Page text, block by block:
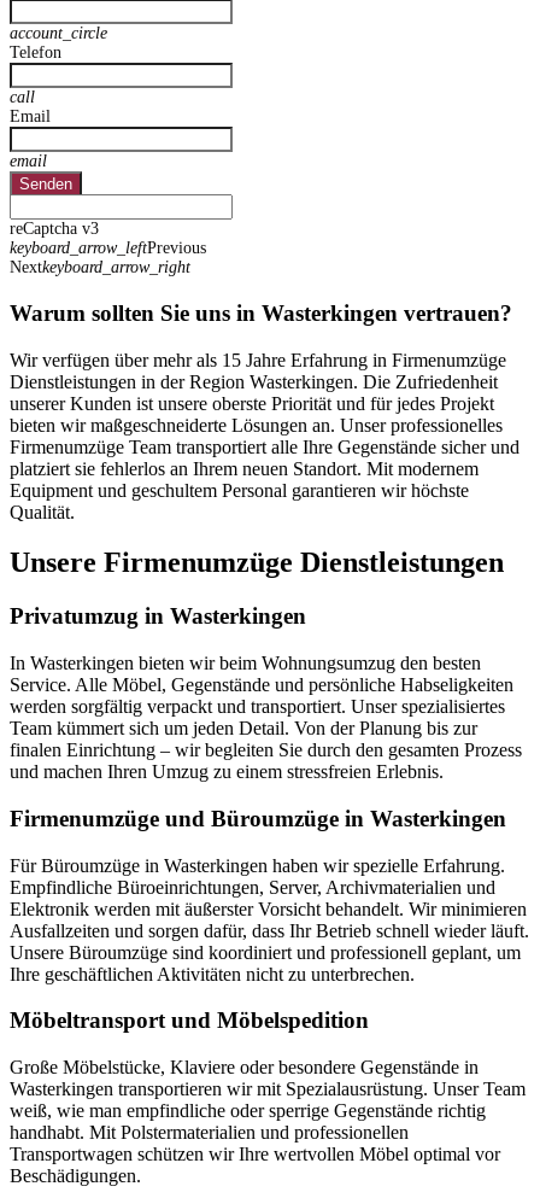
account_circle
Telefon
call
Email
email
Senden
reCaptcha v3
keyboard_arrow_leftPrevious
Nextkeyboard_arrow_right
Warum sollten Sie uns in Wasterkingen vertrauen?
Wir verfügen über mehr als 15 Jahre Erfahrung in Firmenumzüge
Dienstleistungen in der Region Wasterkingen. Die Zufriedenheit
unserer Kunden ist unsere oberste Priorität und für jedes Projekt
bieten wir maßgeschneiderte Lösungen an. Unser professionelles
Firmenumzüge Team transportiert alle Ihre Gegenstände sicher und
platziert sie fehlerlos an Ihrem neuen Standort. Mit modernem
Equipment und geschultem Personal garantieren wir höchste
Qualität.
Unsere Firmenumzüge Dienstleistungen
Privatumzug in Wasterkingen
In Wasterkingen bieten wir beim Wohnungsumzug den besten
Service. Alle Möbel, Gegenstände und persönliche Habseligkeiten
werden sorgfältig verpackt und transportiert. Unser spezialisiertes
Team kümmert sich um jeden Detail. Von der Planung bis zur
finalen Einrichtung – wir begleiten Sie durch den gesamten Prozess
und machen Ihren Umzug zu einem stressfreien Erlebnis.
Firmenumzüge und Büroumzüge in Wasterkingen
Für Büroumzüge in Wasterkingen haben wir spezielle Erfahrung.
Empfindliche Büroeinrichtungen, Server, Archivmaterialien und
Elektronik werden mit äußerster Vorsicht behandelt. Wir minimieren
Ausfallzeiten und sorgen dafür, dass Ihr Betrieb schnell wieder läuft.
Unsere Büroumzüge sind koordiniert und professionell geplant, um
Ihre geschäftlichen Aktivitäten nicht zu unterbrechen.
Möbeltransport und Möbelspedition
Große Möbelstücke, Klaviere oder besondere Gegenstände in
Wasterkingen transportieren wir mit Spezialausrüstung. Unser Team
weiß, wie man empfindliche oder sperrige Gegenstände richtig
handhabt. Mit Polstermaterialien und professionellen
Transportwagen schützen wir Ihre wertvollen Möbel optimal vor
Beschädigungen.